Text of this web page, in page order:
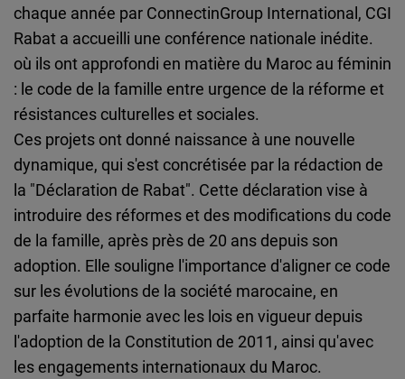
chaque année par ConnectinGroup International, CGI
Rabat a accueilli une conférence nationale inédite.
où ils ont approfondi en matière du Maroc au féminin
: le code de la famille entre urgence de la réforme et
résistances culturelles et sociales.
Ces projets ont donné naissance à une nouvelle
dynamique, qui s'est concrétisée par la rédaction de
la "Déclaration de Rabat". Cette déclaration vise à
introduire des réformes et des modifications du code
de la famille, après près de 20 ans depuis son
adoption. Elle souligne l'importance d'aligner ce code
sur les évolutions de la société marocaine, en
parfaite harmonie avec les lois en vigueur depuis
l'adoption de la Constitution de 2011, ainsi qu'avec
les engagements internationaux du Maroc.
Google
Maps
Embed
Cloudinary
Flickr
Embed
Newsletter2go
Embed
Podigee
Embed